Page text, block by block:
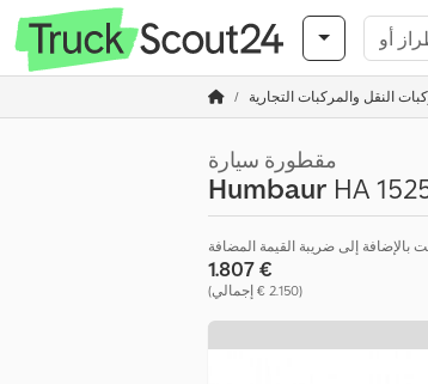
النقل والمركبات التجارية
مقطورة سيارة
Humbaur HA
بالإضافة إلى ضريبة القيمة المضافة
‏1.807 €
(‏2.150 € إجمالي)